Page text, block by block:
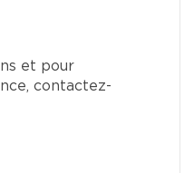
et pour
contactez-